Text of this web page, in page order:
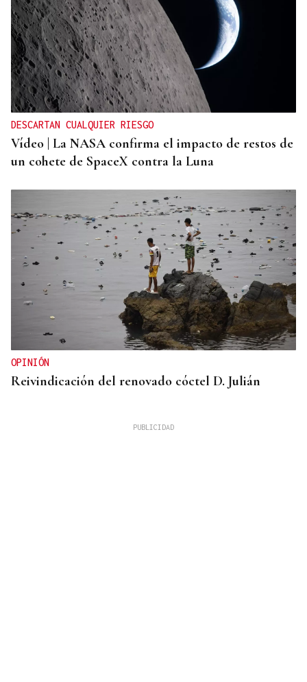
DESCARTAN CUALQUIER RIESGO
Vídeo | La NASA confirma el impacto de restos de
un cohete de SpaceX contra la Luna
OPINIÓN
Reivindicación del renovado cóctel D. Julián